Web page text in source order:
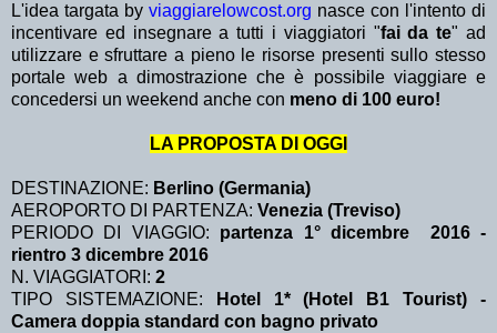
L'idea targata by viaggiarelowcost.org nasce con l'intento di
incentivare ed insegnare a tutti i viaggiatori "fai da te" ad
utilizzare e sfruttare a pieno le risorse presenti sullo stesso
portale web a dimostrazione che è possibile viaggiare e
concedersi un weekend anche con meno di 100 euro!
LA PROPOSTA DI OGGI
DESTINAZIONE: Berlino (Germania)
AEROPORTO DI PARTENZA: Venezia (Treviso)
PERIODO DI VIAGGIO: partenza 1° dicembre 2016-
rientro 3 dicembre 2016
N. VIAGGIATORI: 2
TIPO SISTEMAZIONE:
Hotel 1* (Hotel B1 Tourist) -
Camera doppia standard con bagno privato